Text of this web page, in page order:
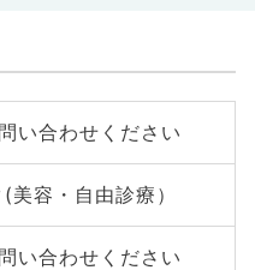
い合わせください
美容・自由診療）
い合わせください